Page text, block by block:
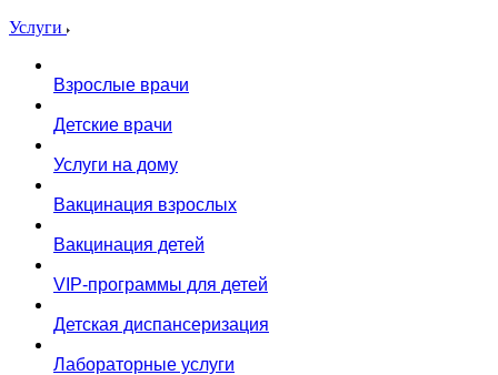
Услуги
Взрослые врачи
Детские врачи
Услуги на дому
Вакцинация взрослых
Вакцинация детей
VIP-программы для детей
Детская диспансеризация
Лабораторные услуги